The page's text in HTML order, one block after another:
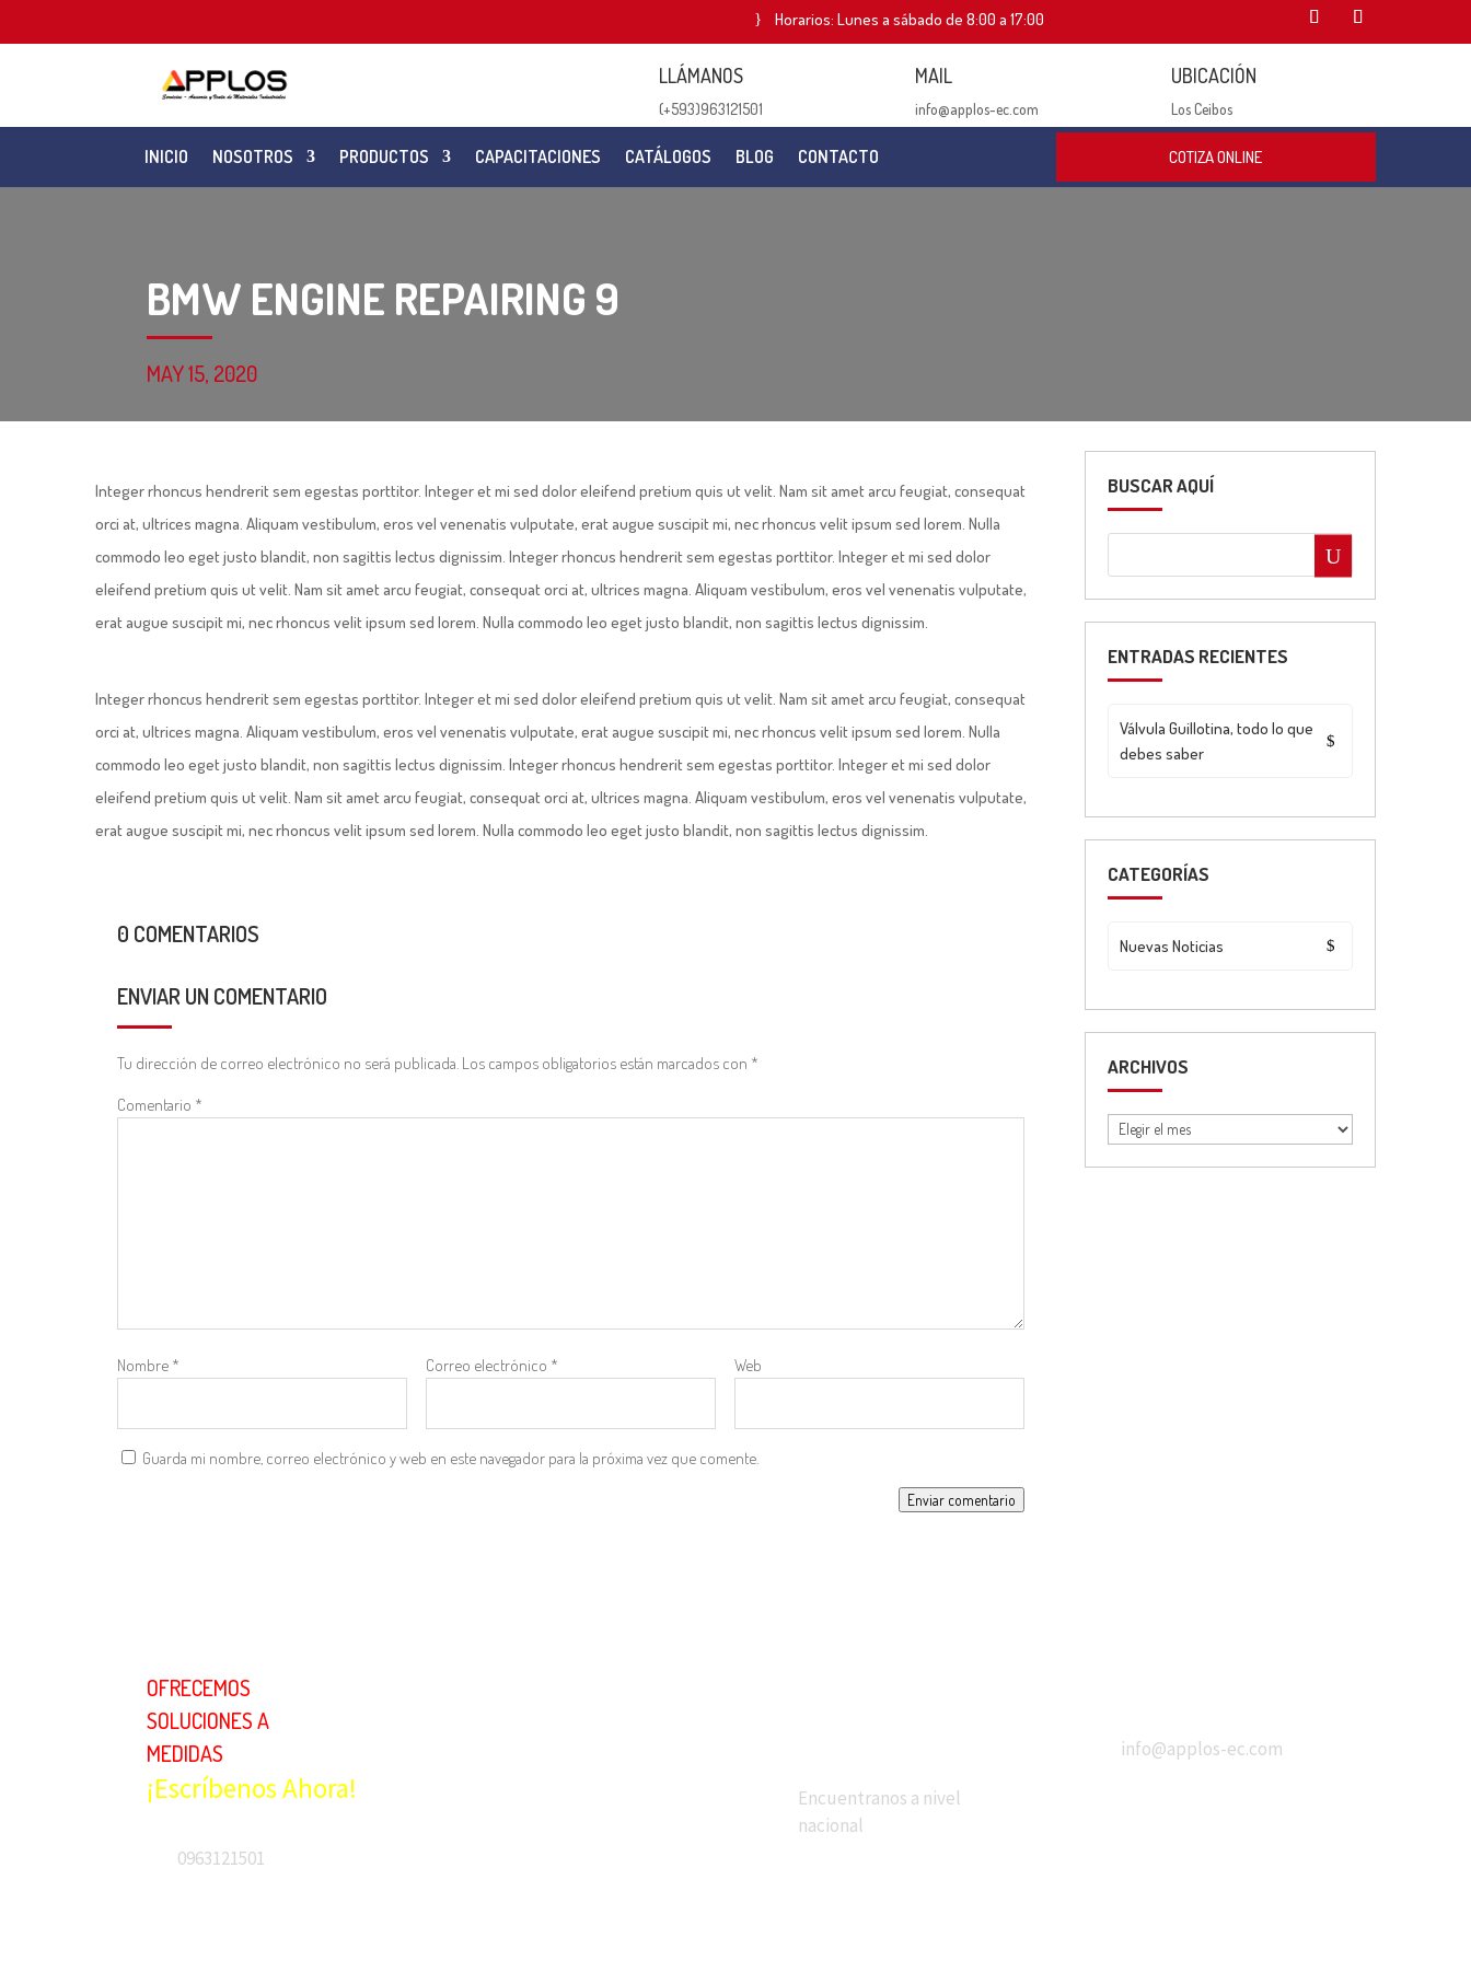
Horarios: Lunes a sábado de 8:00 a 17:00
LLÁMANOS
(+593)963121501
MAIL
info@applos-ec.com
UBICACIÓN
Los Ceibos
INICIO NOSOTROS PRODUCTOS CAPACITACIONES CATÁLOGOS BLOG CONTACTO COTIZA ONLINE
BMW ENGINE REPAIRING 9
MAY 15, 2020
Integer rhoncus hendrerit sem egestas porttitor. Integer et mi sed dolor eleifend pretium quis ut velit. Nam sit amet arcu feugiat, consequat
orci at, ultrices magna. Aliquam vestibulum, eros vel venenatis vulputate, erat augue suscipit mi, nec rhoncus velit ipsum sed lorem. Nulla
commodo leo eget justo blandit, non sagittis lectus dignissim. Integer rhoncus hendrerit sem egestas porttitor. Integer et mi sed dolor
eleifend pretium quis ut velit. Nam sit amet arcu feugiat, consequat orci at, ultrices magna. Aliquam vestibulum, eros vel venenatis vulputate,
erat augue suscipit mi, nec rhoncus velit ipsum sed lorem. Nulla commodo leo eget justo blandit, non sagittis lectus dignissim.
Integer rhoncus hendrerit sem egestas porttitor. Integer et mi sed dolor eleifend pretium quis ut velit. Nam sit amet arcu feugiat, consequat
orci at, ultrices magna. Aliquam vestibulum, eros vel venenatis vulputate, erat augue suscipit mi, nec rhoncus velit ipsum sed lorem. Nulla
commodo leo eget justo blandit, non sagittis lectus dignissim. Integer rhoncus hendrerit sem egestas porttitor. Integer et mi sed dolor
eleifend pretium quis ut velit. Nam sit amet arcu feugiat, consequat orci at, ultrices magna. Aliquam vestibulum, eros vel venenatis vulputate,
erat augue suscipit mi, nec rhoncus velit ipsum sed lorem. Nulla commodo leo eget justo blandit, non sagittis lectus dignissim.
0 COMENTARIOS
ENVIAR UN COMENTARIO
Tu dirección de correo electrónico no será publicada. Los campos obligatorios están marcados con *
Comentario *
Nombre * Correo electrónico * Web
Guarda mi nombre, correo electrónico y web en este navegador para la próxima vez que comente.
Enviar comentario
BUSCAR AQUÍ
ENTRADAS RECIENTES
Válvula Guillotina, todo lo que
debes saber
CATEGORÍAS
Nuevas Noticias
ARCHIVOSArchivos
OFRECEMOS
SOLUCIONES A
MEDIDAS
¡Escríbenos Ahora!
0963121501
Encuentranos a nivel
nacional
info@applos-ec.com